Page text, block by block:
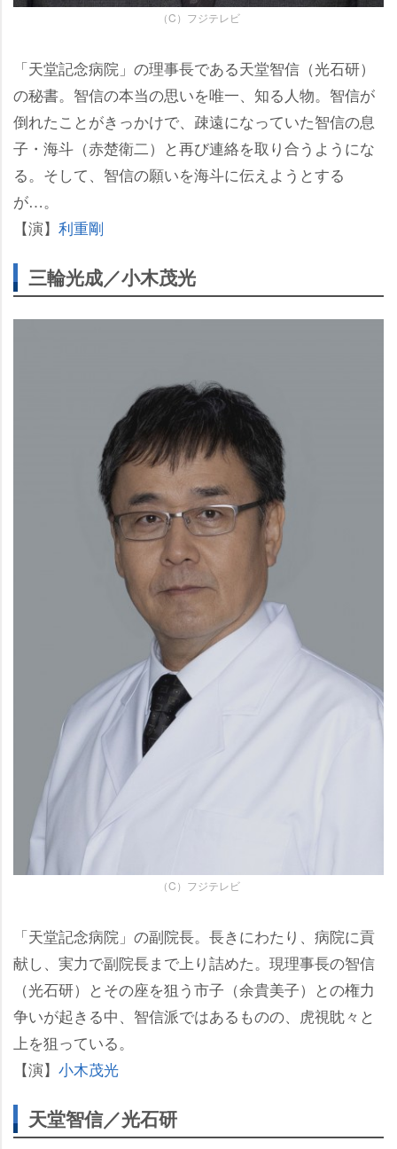
（C）フジテレビ
「天堂記念病院」の理事長である天堂智信（光石研）
の秘書。智信の本当の思いを唯一、知る人物。智信が
倒れたことがきっかけで、疎遠になっていた智信の息
子・海斗（赤楚衛二）と再び連絡を取り合うようにな
る。そして、智信の願いを海斗に伝えようとする
が…。
【演】 利重剛
三輪光成／小木茂光
（C）フジテレビ
「天堂記念病院」の副院長。長きにわたり、病院に貢
献し、実力で副院長まで上り詰めた。現理事長の智信
（光石研）とその座を狙う市子（余貴美子）との権力
争いが起きる中、智信派ではあるものの、虎視眈々と
上を狙っている。
【演】 小木茂光
天堂智信／光石研